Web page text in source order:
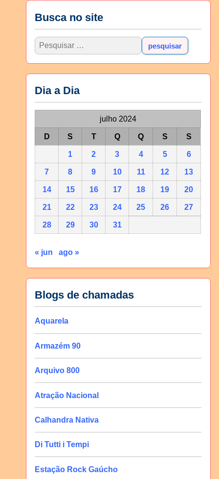
Busca no site
Dia a Dia
julho 2024
D S T Q Q S S
1 2 3 4 5 6
7 8 9 10 11 12 13
14 15 16 17 18 19 20
21 22 23 24 25 26 27
28 29 30 31
« jun ago »
Blogs de chamadas
Aquarela
Armazém 90
Arquivo 800
Atração Nacional
Calhandra Nativa
Di Tutti i Tempi
Estação Rock Gaúcho